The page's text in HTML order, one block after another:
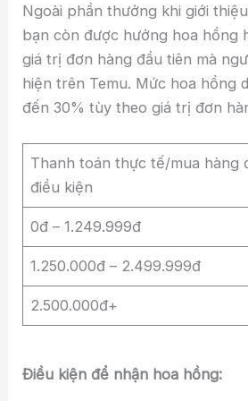
Ngoài phần thưởng khi giới
bạn còn được hưởng hoa hồng
giá trị đơn hàng đầu tiên mà
hiện trên Temu. Mức hoa hồng
đến 30% tùy theo giá trị đơn
Thanh toán thực tế/mua hàng
điều kiện
0đ – 1.249.999đ
1.250.000đ – 2.499.999đ
2.500.000đ+
Điều kiện để nhận hoa hồng: